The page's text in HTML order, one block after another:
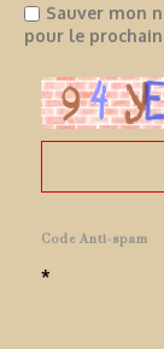
Sauver mon
pour le
Code Anti-spam
*